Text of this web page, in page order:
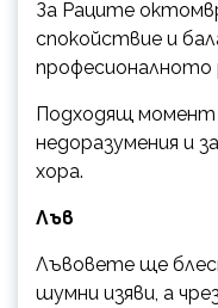
За Раците
спокойствие и
професионалното
Подходящ момент
недоразумения и
хора.
Лъв
Лъвовете ще
шумни изяви, а